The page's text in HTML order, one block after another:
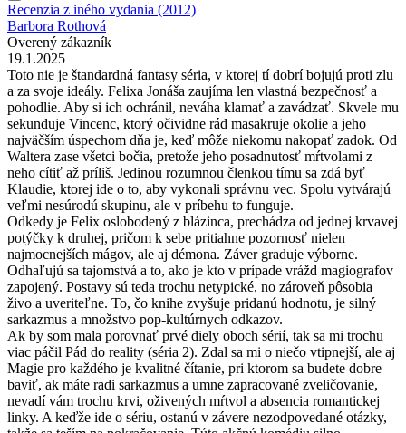
Recenzia z iného vydania (2012)
Barbora Rothová
Overený zákazník
19.1.2025
Toto nie je štandardná fantasy séria, v ktorej tí dobrí bojujú proti zlu
a za svoje ideály. Felixa Jonáša zaujíma len vlastná bezpečnosť a
pohodlie. Aby si ich ochránil, neváha klamať a zavádzať. Skvele mu
sekunduje Vincenc, ktorý očividne rád masakruje okolie a jeho
najväčším úspechom dňa je, keď môže niekomu nakopať zadok. Od
Waltera zase všetci bočia, pretože jeho posadnutosť mŕtvolami z
neho cítiť až príliš. Jedinou rozumnou členkou tímu sa zdá byť
Klaudie, ktorej ide o to, aby vykonali správnu vec. Spolu vytvárajú
veľmi nesúrodú skupinu, ale v príbehu to funguje.
Odkedy je Felix oslobodený z blázinca, prechádza od jednej krvavej
potýčky k druhej, pričom k sebe pritiahne pozornosť nielen
najmocnejších mágov, ale aj démona. Záver graduje výborne.
Odhaľujú sa tajomstvá a to, ako je kto v prípade vrážd magiografov
zapojený. Postavy sú teda trochu netypické, no zároveň pôsobia
živo a uveriteľne. To, čo knihe zvyšuje pridanú hodnotu, je silný
sarkazmus a množstvo pop-kultúrnych odkazov.
Ak by som mala porovnať prvé diely oboch sérií, tak sa mi trochu
viac páčil Pád do reality (séria 2). Zdal sa mi o niečo vtipnejší, ale aj
Magie pro každého je kvalitné čítanie, pri ktorom sa budete dobre
baviť, ak máte radi sarkazmus a umne zapracované zveličovanie,
nevadí vám trochu krvi, oživených mŕtvol a absencia romantickej
linky. A keďže ide o sériu, ostanú v závere nezodpovedané otázky,